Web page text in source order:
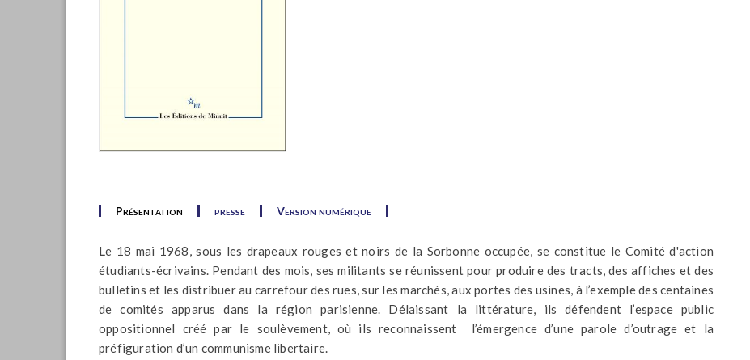
Présentation presse Version numérique
Le 18 mai 1968, sous les drapeaux rouges et noirs de la Sorbonne occupée, se constitue le Comité d'action
étudiants-écrivains. Pendant des mois, ses militants se réunissent pour produire des tracts, des affiches et des
bulletins et les distribuer au carrefour des rues, sur les marchés, aux portes des usines, à l’exemple des centaines
de comités apparus dans la région parisienne. Délaissant la littérature, ils défendent l’espace public
oppositionnel créé par le soulèvement, où ils reconnaissent l’émergence d’une parole d’outrage et la
préfiguration d’un communisme libertaire.